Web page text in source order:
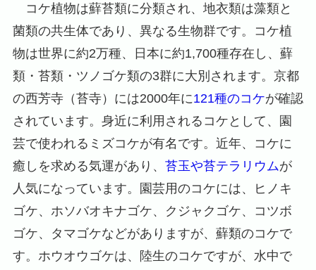
コケ植物は蘚苔類に分類され、地衣類は藻類と
菌類の共生体であり、異なる生物群です。コケ植
物は世界に約2万種、日本に約1,700種存在し、蘚
類・苔類・ツノゴケ類の3群に大別されます。京都
の西芳寺（苔寺）には2000年に121種のコケが確認
されています。身近に利用されるコケとして、園
芸で使われるミズコケが有名です。近年、コケに
癒しを求める気運があり、 苔玉や苔テラリウムが
人気になっています。園芸用のコケには、ヒノキ
ゴケ、ホソバオキナゴケ、クジャクゴケ、コツボ
ゴケ、タマゴケなどがありますが、蘚類のコケで
す。ホウオウゴケは、陸生のコケですが、水中で